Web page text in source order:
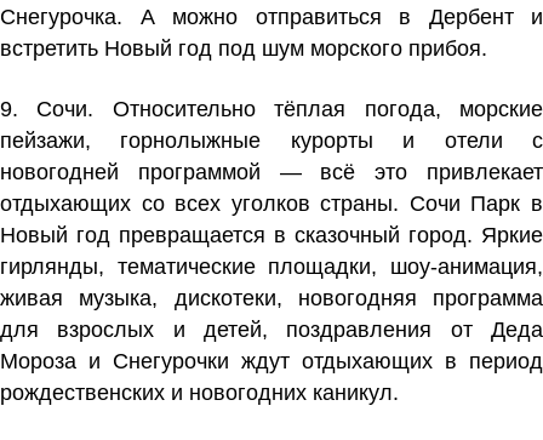
Снегурочка. А можно отправиться в Дербент и
встретить Новый год под шум морского прибоя.
9. Сочи. Относительно тёплая погода, морские
пейзажи, горнолыжные курорты и отели с
новогодней программой — всё это привлекает
отдыхающих со всех уголков страны. Сочи Парк в
Новый год превращается в сказочный город. Яркие
гирлянды, тематические площадки, шоу-анимация,
живая музыка, дискотеки, новогодняя программа
для взрослых и детей, поздравления от Деда
Мороза и Снегурочки ждут отдыхающих в период
рождественских и новогодних каникул.